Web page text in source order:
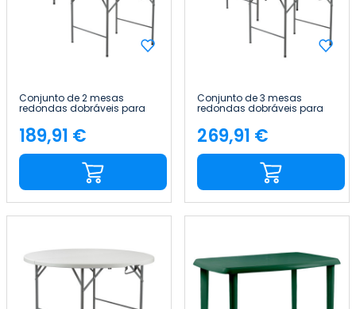
Conjunto de 2 mesas
redondas dobráveis para
catering com efeito de
granito, 150 x 74 cm Thinia
Home
Preço
189,91 €
Conjunto de 3 mesas
redondas dobráveis para
catering com efeito de
granito, 150 x 74 cm Thinia
Home
Preço
269,91 €